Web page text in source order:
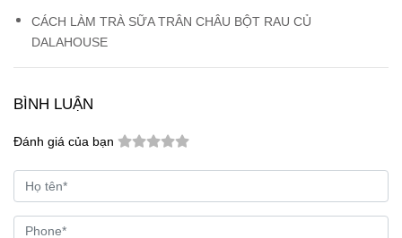
CÁCH LÀM TRÀ SỮA TRÂN CHÂU BỘT RAU CỦ
DALAHOUSE
BÌNH LUẬN
Đánh giá của bạn